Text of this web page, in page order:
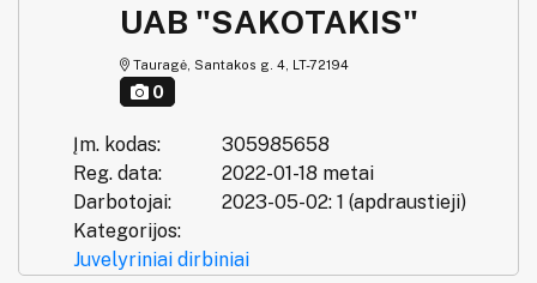
UAB "SAKOTAKIS"
Tauragė, Santakos g. 4, LT-72194
0
Įm. kodas:
305985658
Reg. data:
2022-01-18 metai
Darbotojai:
2023-05-02: 1 (apdraustieji)
Kategorijos:
Juvelyriniai dirbiniai